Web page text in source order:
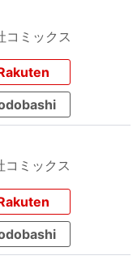
コミックス
コミックス